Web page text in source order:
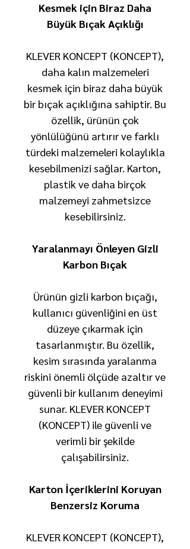
Kesmek için Biraz Daha
Büyük Bıçak Açıklığı
KLEVER KONCEPT (KONCEPT),
daha kalın malzemeleri
kesmek için biraz daha büyük
bir bıçak açıklığına sahiptir. Bu
özellik, ürünün çok
yönlülüğünü artırır ve farklı
türdeki malzemeleri kolaylıkla
kesebilmenizi sağlar. Karton,
plastik ve daha birçok
malzemeyi zahmetsizce
kesebilirsiniz.
Yaralanmayı Önleyen Gizli
Karbon Bıçak
Ürünün gizli karbon bıçağı,
kullanıcı güvenliğini en üst
düzeye çıkarmak için
tasarlanmıştır. Bu özellik,
kesim sırasında yaralanma
riskini önemli ölçüde azaltır ve
güvenli bir kullanım deneyimi
sunar. KLEVER KONCEPT
(KONCEPT) ile güvenli ve
verimli bir şekilde
çalışabilirsiniz.
Karton İçeriklerini Koruyan
Benzersiz Koruma
KLEVER KONCEPT (KONCEPT),